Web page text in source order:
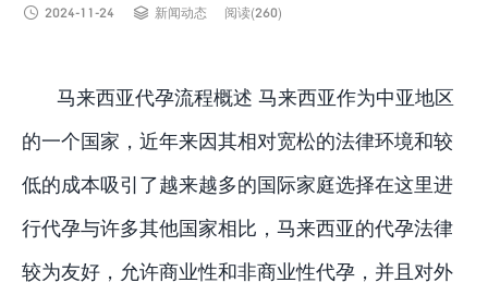
 2024-11-24  新闻动态 阅读(260)
马来西亚代孕流程概述 马来西亚作为中亚地区
的一个国家，近年来因其相对宽松的法律环境和较
低的成本吸引了越来越多的国际家庭选择在这里进
行代孕与许多其他国家相比，马来西亚的代孕法律
较为友好，允许商业性和非商业性代孕，并且对外